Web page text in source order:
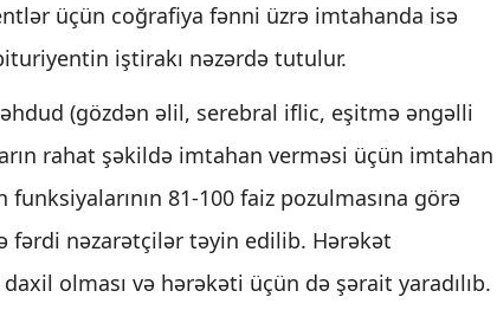
üçün coğrafiya fənni üzrə imtahanda isə
iştirakı nəzərdə tutulur.
(gözdən əlil, serebral iflic, eşitmə əngəlli
rahat şəkildə imtahan verməsi üçün imtahan
81-100 faiz pozulmasına görə
fərdi nəzarətçilər təyin edilib. Hərəkət
olması və hərəkəti üçün də şərait yaradılıb.